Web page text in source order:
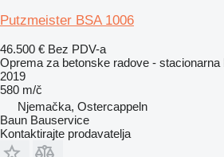
Putzmeister BSA 1006
46.500 € Bez PDV-a
Oprema za betonske radove - stacionarna
2019
580 m/č
Njemačka, Ostercappeln
Baun Bauservice
Kontaktirajte prodavatelja